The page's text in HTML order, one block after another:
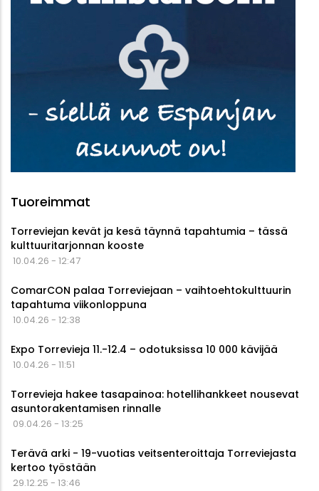
Tuoreimmat
Torreviejan kevät ja kesä täynnä tapahtumia – tässä
kulttuuritarjonnan kooste
10.04.26 - 12:47
ComarCON palaa Torreviejaan – vaihtoehtokulttuurin
tapahtuma viikonloppuna
10.04.26 - 12:38
Expo Torrevieja 11.-12.4 – odotuksissa 10 000 kävijää
10.04.26 - 11:51
Torrevieja hakee tasapainoa: hotellihankkeet nousevat
asuntorakentamisen rinnalle
09.04.26 - 13:25
Terävä arki - 19-vuotias veitsenteroittaja Torreviejasta
kertoo työstään
29.12.25 - 13:46